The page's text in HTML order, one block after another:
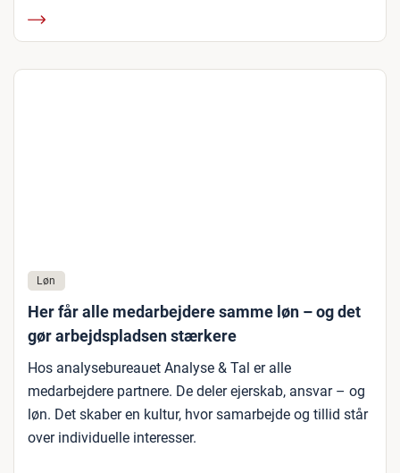
Løn
Her får alle medarbejdere samme løn – og det
gør arbejdspladsen stærkere
Hos analysebureauet Analyse & Tal er alle
medarbejdere partnere. De deler ejerskab, ansvar – og
løn. Det skaber en kultur, hvor samarbejde og tillid står
over individuelle interesser.